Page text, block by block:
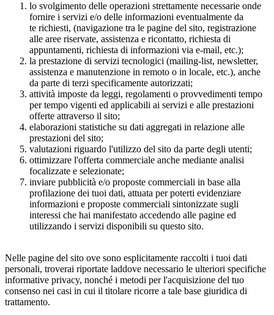
lo svolgimento delle operazioni strettamente necessarie onde
fornire i servizi e/o delle informazioni eventualmente da
te richiesti, (navigazione tra le pagine del sito, registrazione
alle aree riservate, assistenza e ricontatto, richiesta di
appuntamenti, richiesta di informazioni via e-mail, etc.);
la prestazione di servizi tecnologici (mailing-list, newsletter,
assistenza e manutenzione in remoto o in locale, etc.), anche
da parte di terzi specificamente autorizzati;
attività imposte da leggi, regolamenti o provvedimenti tempo
per tempo vigenti ed applicabili ai servizi e alle prestazioni
offerte attraverso il sito;
elaborazioni statistiche su dati aggregati in relazione alle
prestazioni del sito;
valutazioni riguardo l'utilizzo del sito da parte degli utenti;
ottimizzare l'offerta commerciale anche mediante analisi
focalizzate e selezionate;
inviare pubblicità e/o proposte commerciali in base alla
profilazione dei tuoi dati, attuata per poterti evidenziare
informazioni e proposte commerciali sintonizzate sugli
interessi che hai manifestato accedendo alle pagine ed
utilizzando i servizi disponibili su questo sito.
Nelle pagine del sito ove sono esplicitamente raccolti i tuoi dati
personali, troverai riportate laddove necessario le ulteriori specifiche
informative privacy, nonché i metodi per l'acquisizione del tuo
consenso nei casi in cui il titolare ricorre a tale base giuridica di
trattamento.